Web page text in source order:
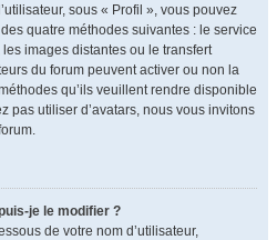
sous « Profil », vous pouvez
quatre méthodes suivantes : le service
images distantes ou le transfert
du forum peuvent activer ou non la
qu’ils veuillent rendre disponible
pas utiliser d’avatars, nous vous invitons
je le modifier ?
de votre nom d’utilisateur,